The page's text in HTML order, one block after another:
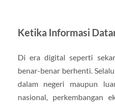
Ketika Informasi
Di era digital seperti
benar-benar berhenti.
dalam negeri maupun
nasional, perkembangan